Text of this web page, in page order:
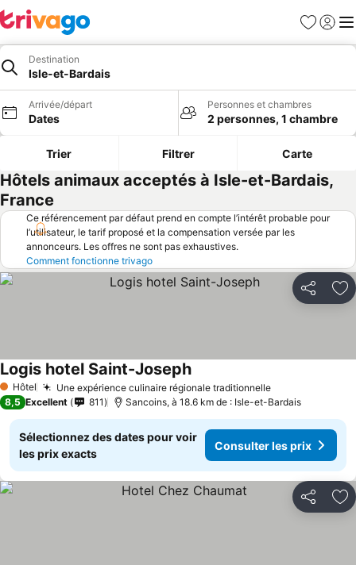
Favoris
Se
Destination
Isle-et-Bardais
Arrivée/départ
Dates
Personnes et chambres
2 personnes, 1 chambre
Trier Filtrer Carte
Hôtels animaux acceptés à Isle-et-Bardais,
France
Ce référencement par défaut prend en compte l’intérêt probable pour
l’utilisateur, le tarif proposé et la compensation versée par les
annonceurs. Les offres ne sont pas exhaustives.
Comment fonctionne trivago
Partager
1 Étoiles
Hôtel Une expérience culinaire régionale traditionnelle
Logis hotel Saint-Joseph
8,5 Excellent 811 Sancoins, à 18.6 km de : Isle-et-Bardais
Sélectionnez des dates pour voir
les prix exacts
Consulter les prix
Partager